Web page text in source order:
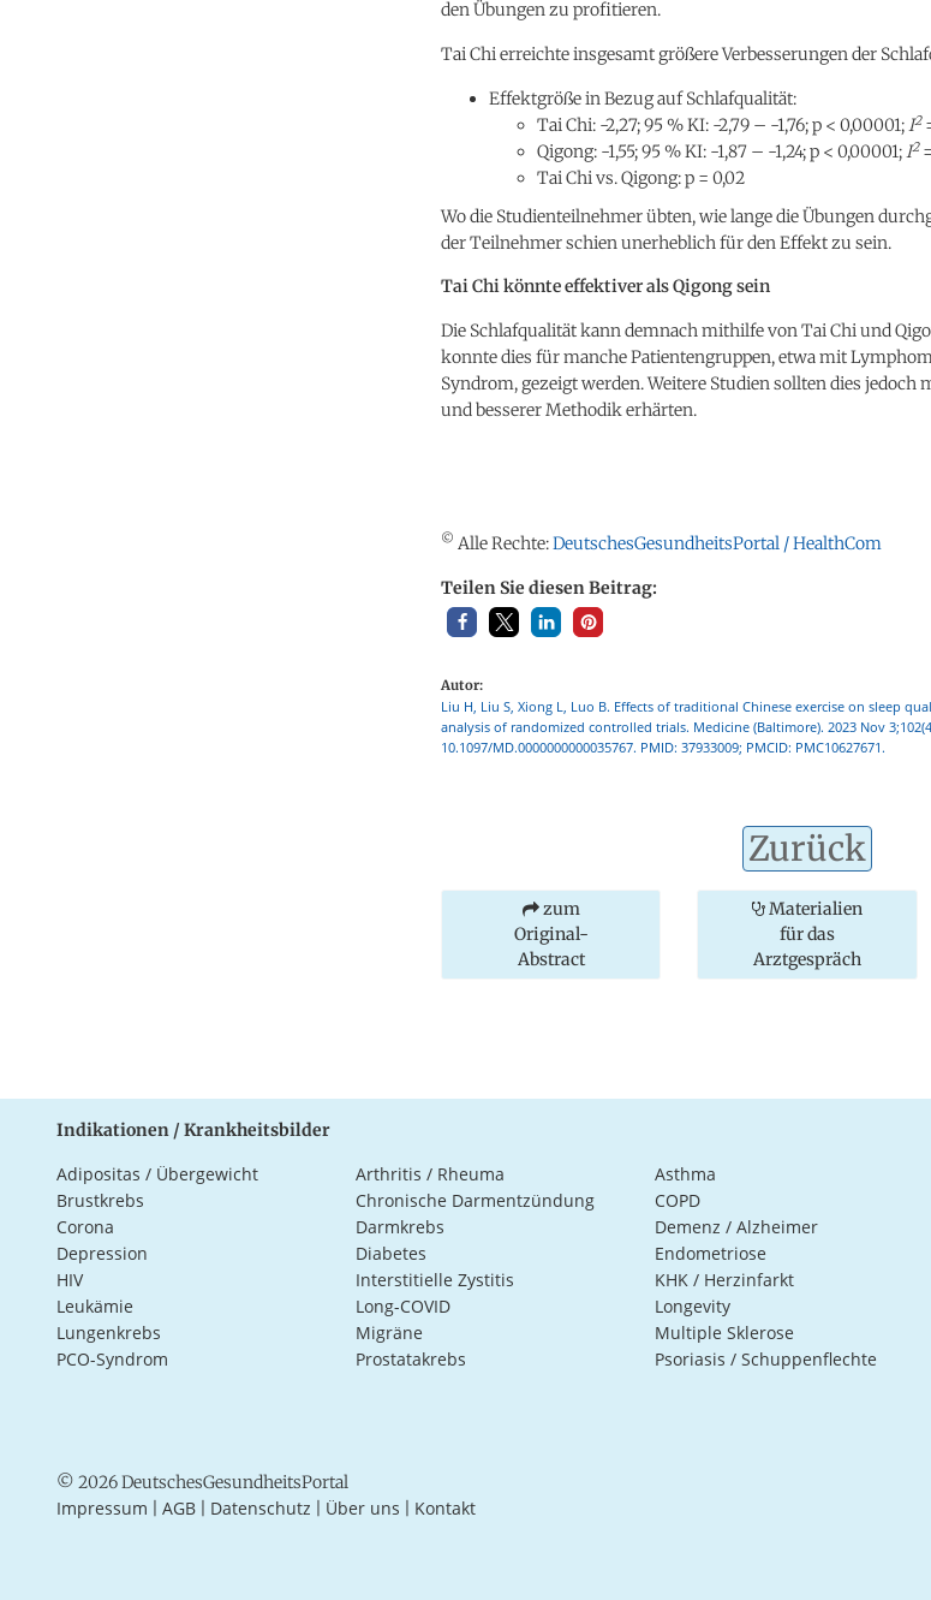
den Übungen zu profitieren.
Tai Chi erreichte insgesamt größere Verbesserungen der
Effektgröße in Bezug auf Schlafqualität:
Tai Chi: -2,27; 95 % KI: -2,79 – -1,76; p < 0,00001;I2
Qigong: -1,55; 95 % KI: -1,87 – -1,24; p < 0,00001;I2
Tai Chi vs. Qigong: p = 0,02
Wo die Studienteilnehmer übten, wie lange die Übungen
der Teilnehmer schien unerheblich für den Effekt zu sein.
Tai Chi könnte effektiver als Qigong sein
Die Schlafqualität kann demnach mithilfe von Tai Chi und
konnte dies für manche Patientengruppen, etwa mit
Syndrom, gezeigt werden. Weitere Studien sollten dies
und besserer Methodik erhärten.
© Alle Rechte:DeutschesGesundheitsPortal / HealthCom
Teilen Sie diesen Beitrag:
Autor:
Liu H, Liu S, Xiong L, Luo B. Effects of traditional Chinese exercise on sleep
analysis of randomized controlled trials. Medicine (Baltimore). 2023 Nov
10.1097/MD.0000000000035767. PMID: 37933009; PMCID: PMC10627671.
Zurück
zum
Original-
Abstract
Materialien
für das
Arztgespräch
Indikationen / Krankheitsbilder
Adipositas / Übergewicht Arthritis / Rheuma
Asthma
Brustkrebs
Chronische Darmentzündung
COPD
Corona
Darmkrebs
Demenz / Alzheimer
Depression
Diabetes
Endometriose
HIV
Interstitielle Zystitis
KHK / Herzinfarkt
Leukämie
Long-COVID
Longevity
Lungenkrebs
Migräne
Multiple Sklerose
PCO-Syndrom
Prostatakrebs Psoriasis / Schuppenflechte
© 2026 DeutschesGesundheitsPortal
Impressum AGB Datenschutz Über uns Kontakt